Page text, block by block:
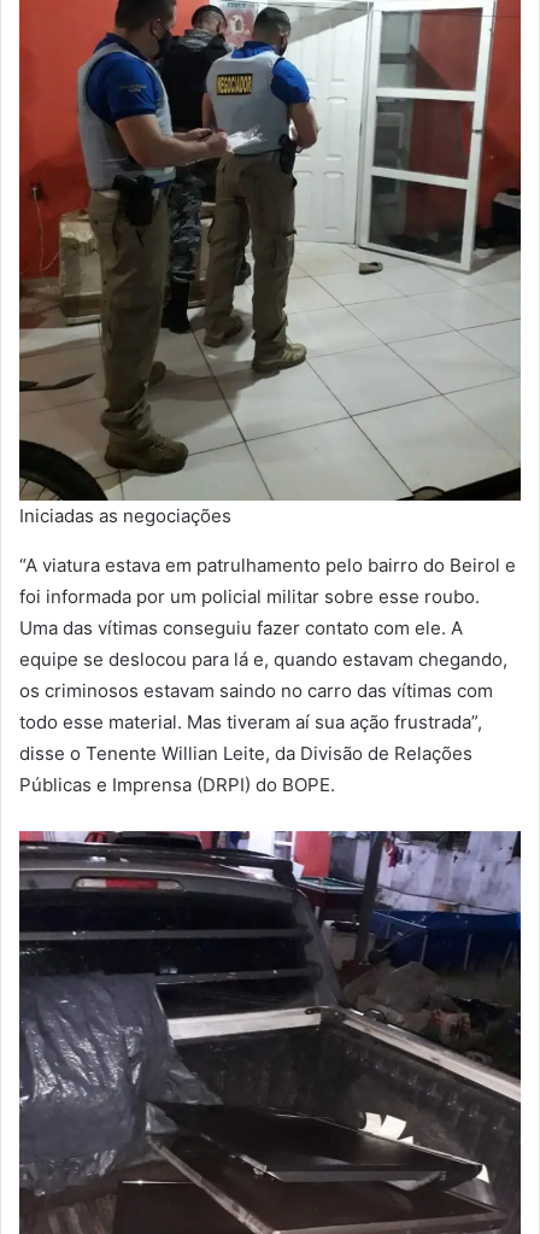
Iniciadas as negociações
“A viatura estava em patrulhamento pelo bairro do Beirol e
foi informada por um policial militar sobre esse roubo.
Uma das vítimas conseguiu fazer contato com ele. A
equipe se deslocou para lá e, quando estavam chegando,
os criminosos estavam saindo no carro das vítimas com
todo esse material. Mas tiveram aí sua ação frustrada”,
disse o Tenente Willian Leite, da Divisão de Relações
Públicas e Imprensa (DRPI) do BOPE.